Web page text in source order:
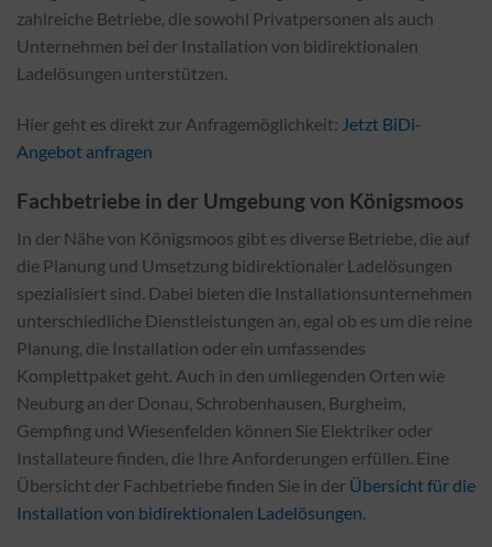
zahlreiche Betriebe, die sowohl Privatpersonen als auch
Unternehmen bei der Installation von bidirektionalen
Ladelösungen unterstützen.
Hier geht es direkt zur Anfragemöglichkeit: Jetzt BiDi-
Angebot anfragen
Fachbetriebe in der Umgebung von Königsmoos
In der Nähe von Königsmoos gibt es diverse Betriebe, die auf
die Planung und Umsetzung bidirektionaler Ladelösungen
spezialisiert sind. Dabei bieten die Installationsunternehmen
unterschiedliche Dienstleistungen an, egal ob es um die reine
Planung, die Installation oder ein umfassendes
Komplettpaket geht. Auch in den umliegenden Orten wie
Neuburg an der Donau, Schrobenhausen, Burgheim,
Gempfing und Wiesenfelden können Sie Elektriker oder
Installateure finden, die Ihre Anforderungen erfüllen. Eine
Übersicht der Fachbetriebe finden Sie in der Übersicht für die
Installation von bidirektionalen Ladelösungen.